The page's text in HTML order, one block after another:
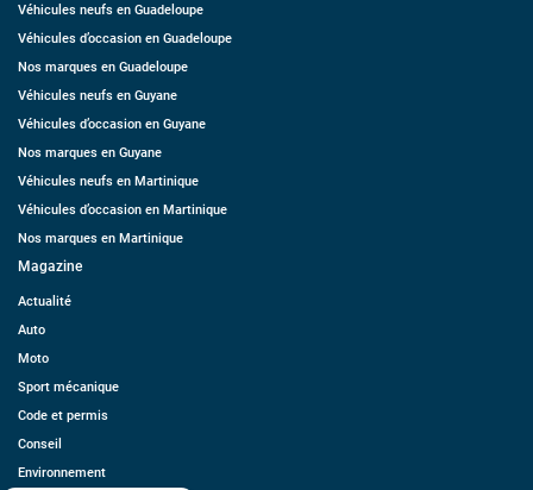
Véhicules neufs en Guadeloupe
Véhicules d’occasion en Guadeloupe
Nos marques en Guadeloupe
Véhicules neufs en Guyane
Véhicules d’occasion en Guyane
Nos marques en Guyane
Véhicules neufs en Martinique
Véhicules d’occasion en Martinique
Nos marques en Martinique
Magazine
Actualité
Auto
Moto
Sport mécanique
Code et permis
Conseil
Environnement